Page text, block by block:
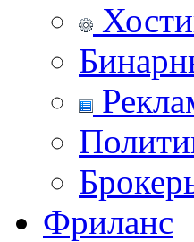
Фриланс